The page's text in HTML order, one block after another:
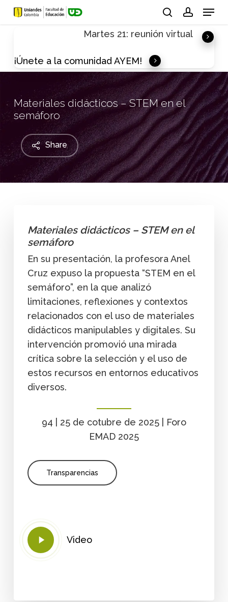
Skip
Menu
Martes 21: reunión virtual
¡Únete a la comunidad AYEM!
Materiales didácticos – STEM en el
semáforo
Share
Materiales didácticos – STEM en el
semáforo
En su presentación, la profesora Anel
Cruz expuso la propuesta “STEM en el
semáforo”, en la que analizó
limitaciones, reflexiones y contextos
relacionados con el uso de materiales
didácticos manipulables y digitales. Su
intervención promovió una mirada
crítica sobre la selección y el uso de
estos recursos en entornos educativos
diversos.
94 | 25 de cotubre de 2025 | Foro
EMAD 2025
Transparencias
Play
Video
Video